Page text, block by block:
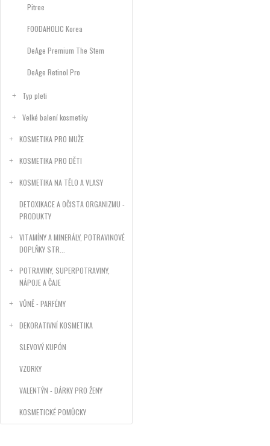
Pitree
FOODAHOLIC Korea
DeAge Premium The Stem
DeAge Retinol Pro
Typ pleti
Velké balení kosmetiky
KOSMETIKA PRO MUŽE
KOSMETIKA PRO DĚTI
KOSMETIKA NA TĚLO A VLASY
DETOXIKACE A OČISTA ORGANIZMU -
PRODUKTY
VITAMÍNY A MINERÁLY, POTRAVINOVÉ
DOPLŇKY STR...
POTRAVINY, SUPERPOTRAVINY,
NÁPOJE A ČAJE
VŮNĚ - PARFÉMY
DEKORATIVNÍ KOSMETIKA
SLEVOVÝ KUPÓN
VZORKY
VALENTÝN - DÁRKY PRO ŽENY
KOSMETICKÉ POMŮCKY